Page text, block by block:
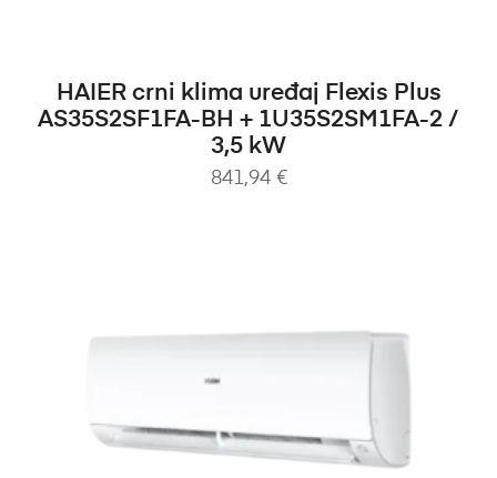
DODAJ U KOŠARICU
HAIER crni klima uređaj Flexis Plus
AS35S2SF1FA-BH + 1U35S2SM1FA-2 /
3,5 kW
841,94 €